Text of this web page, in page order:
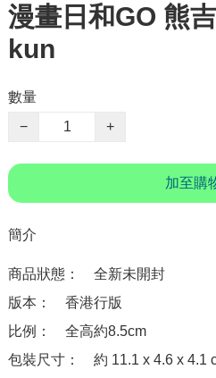
漫畫日和GO 熊
kun
數量
−
+
加至購
簡介
商品狀態：　全新未開封
版本：　香港行版
比例：　全高約8.5cm
包裝尺寸：　約 11.1 x 4.6 x 4.1